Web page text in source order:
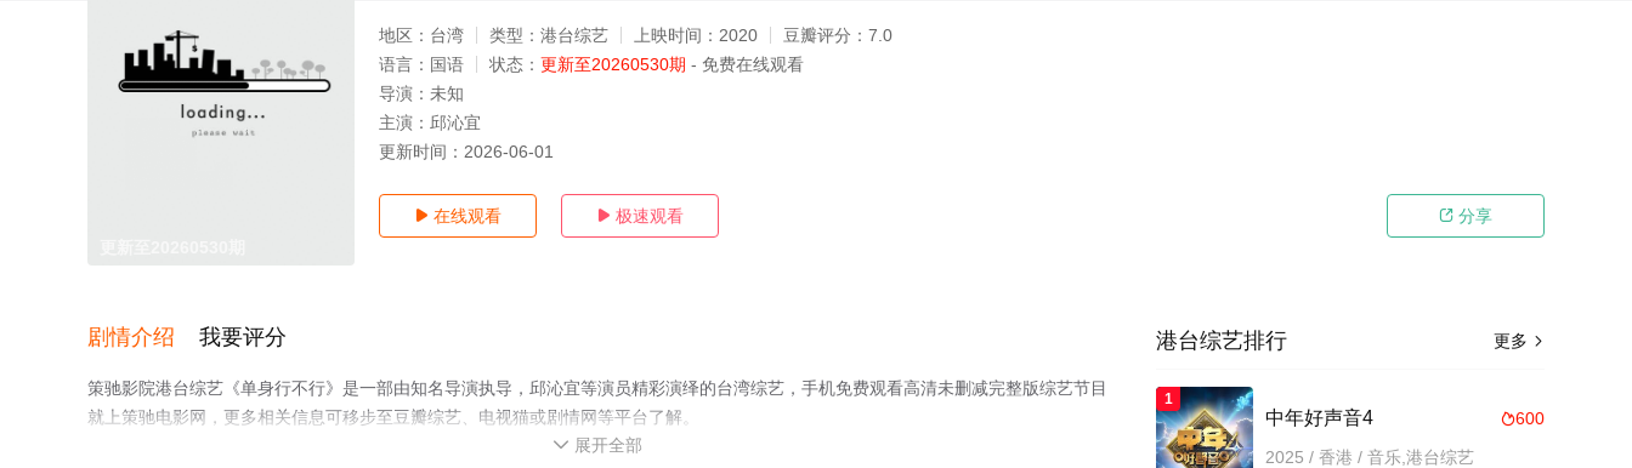
地区： 台湾 类型： 港台综艺 上映时间： 2020 豆瓣评分： 7.0
语言： 国语 状态： 更新至20260530期 - 免费在线观看
导演： 未知
主演： 邱沁宜
更新时间： 2026-06-01
 在线观看  极速观看  分享
剧情介绍 我要评分
策驰影院港台综艺《单身行不行》是一部由知名导演执导，邱沁宜等演员精彩演绎的台湾综艺，手机免费观看高清未删减完整版综艺节目
就上策驰电影网，更多相关信息可移步至豆瓣综艺、电视猫或剧情网等平台了解。
 展开全部
更多 
港台综艺排行
1
600
中年好声音4
2025 / 香港 / 音乐,港台综艺